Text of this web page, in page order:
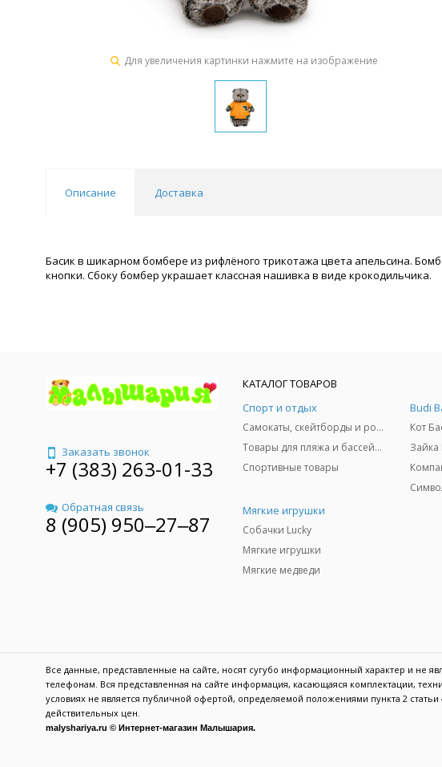
Для увеличения картинки нажмите на изображение
Описание Доставка
Басик в шикарном бомбере из рифлёного трикотажа цвета апельсина.
кнопки. Сбоку бомбер украшает классная нашивка в виде крокодильчика.
Заказать звонок
+7 (383) 263-01-33
Обратная связь
8 (905) 950‒27‒87
КАТАЛОГ ТОВАРОВ
Спорт и отдых
Самокаты, скейтборды и ролики
Товары для пляжа и бассейны
Спортивные товары
Budi
Кот
Мягкие игрушки
Собачки Lucky
Мягкие игрушки
Мягкие медведи
Все данные, представленные на сайте, носят сугубо информационный характер и
телефонам. Вся представленная на сайте информация, касающаяся комплектации,
условиях не является публичной офертой, определяемой положениями пункта 2
действительных цен.
malyshariya.ru © Интернет-магазин Малышария.